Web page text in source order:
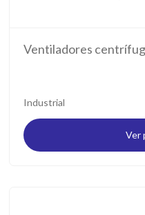
Ventiladores
Industrial
Ver